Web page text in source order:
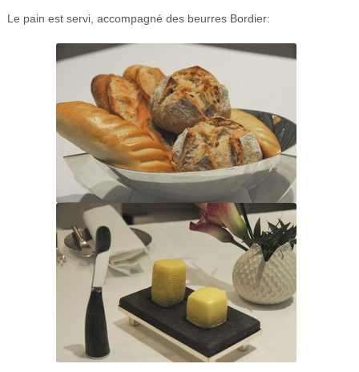
Le pain est servi, accompagné des beurres Bordier: